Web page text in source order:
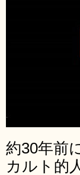
約30年前
カルト的